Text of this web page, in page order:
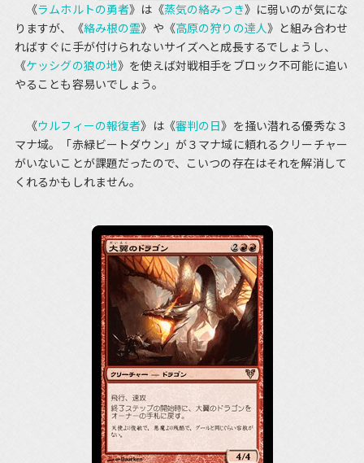
《ラムホルトの勇者》は《蒸気の絡みつき》に弱いのが気にな
りますが、《絡み根の霊》や《高原の狩りの達人》と組み合わせ
ればすぐに手が付けられないサイズへと成長するでしょうし、
《ケッシグの狼の地》を使えば対戦相手をブロック不可能に追い
やることも容易いでしょう。
《ウルフィーの報復者》は《審判の日》を掻い潜れる優秀な３
マナ域。「赤緑ビートダウン」が３マナ域に頼れるクリーチャー
がいないことが課題だったので、こいつの存在はそれを解消して
くれるかもしれません。